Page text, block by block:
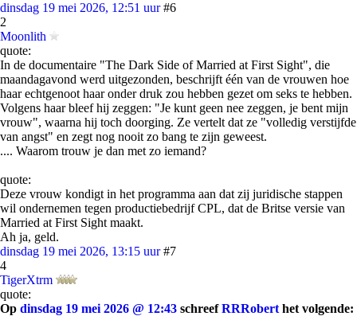
dinsdag 19 mei 2026, 12:51 uur #6
2
Moonlith
quote:
In de documentaire "The Dark Side of Married at First Sight", die
maandagavond werd uitgezonden, beschrijft één van de vrouwen hoe
haar echtgenoot haar onder druk zou hebben gezet om seks te hebben.
Volgens haar bleef hij zeggen: "Je kunt geen nee zeggen, je bent mijn
vrouw", waarna hij toch doorging. Ze vertelt dat ze "volledig verstijfde
van angst" en zegt nog nooit zo bang te zijn geweest.
.... Waarom trouw je dan met zo iemand?
quote:
Deze vrouw kondigt in het programma aan dat zij juridische stappen
wil ondernemen tegen productiebedrijf CPL, dat de Britse versie van
Married at First Sight maakt.
Ah ja, geld.
dinsdag 19 mei 2026, 13:15 uur #7
4
TigerXtrm
quote:
Op dinsdag 19 mei 2026 @ 12:43 schreefRRRobert het volgende: